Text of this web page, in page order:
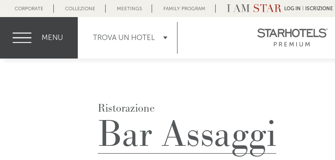
CORPORATE COLLEZIONE MEETINGS FAMILY PROGRAM LOG IN ISCRIZIONE
MENU TROVA UN HOTEL
Ristorazione
Bar Assaggi